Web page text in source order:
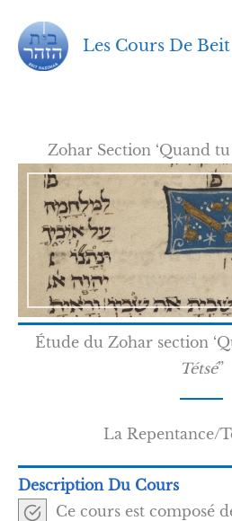
contenu
Les Cours De
Zohar Section ‘Quand
Étude du Zohar section
Tétsé”
La Repentance/
Description Du Cours
Ce cours est composé